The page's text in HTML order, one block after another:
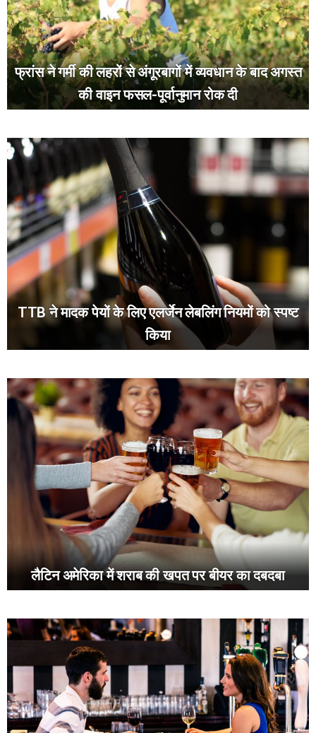
फ्रांस ने गर्मी की लहरों से अंगूरबागों में व्यवधान के बाद अगस्त
की वाइन फसल-पूर्वानुमान रोक दी
TTB ने मादक पेयों के लिए एलर्जेन लेबलिंग नियमों को स्पष्ट
किया
लैटिन अमेरिका में शराब की खपत पर बीयर का दबदबा